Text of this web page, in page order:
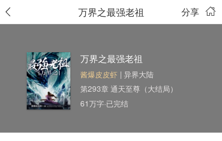
分享
万界之最强老祖
万界之最强老祖
酱爆皮皮虾 | 异界大陆
第293章 通天至尊（大结局）
61万字·已完结